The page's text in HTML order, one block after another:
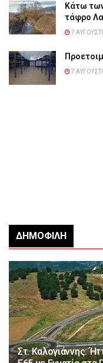
Κάτω
τάφρο
7
7
ΔΗΜΟΦΙΛΉ
Στ. Καλογιάννης: